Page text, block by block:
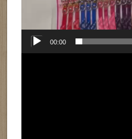
00:00